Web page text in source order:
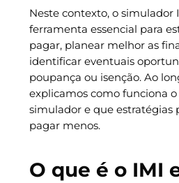
Neste contexto, o simulador
ferramenta essencial para
pagar, planear melhor as
identificar eventuais
poupança ou isenção. Ao
explicamos como funciona
simulador e que estratégias
pagar menos.
O que é o IMI